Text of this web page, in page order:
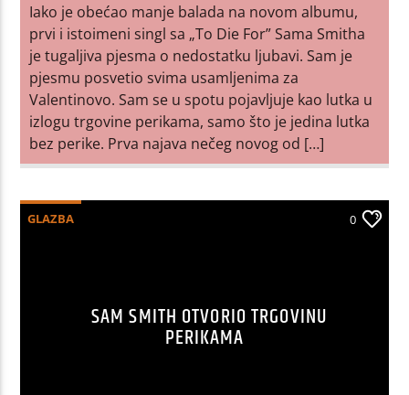
Iako je obećao manje balada na novom albumu,
prvi i istoimeni singl sa „To Die For” Sama Smitha
je tugaljiva pjesma o nedostatku ljubavi. Sam je
pjesmu posvetio svima usamljenima za
Valentinovo. Sam se u spotu pojavljuje kao lutka u
izlogu trgovine perikama, samo što je jedina lutka
bez perike. Prva najava nečeg novog od […]
GLAZBA 0
SAM SMITH OTVORIO TRGOVINU
PERIKAMA